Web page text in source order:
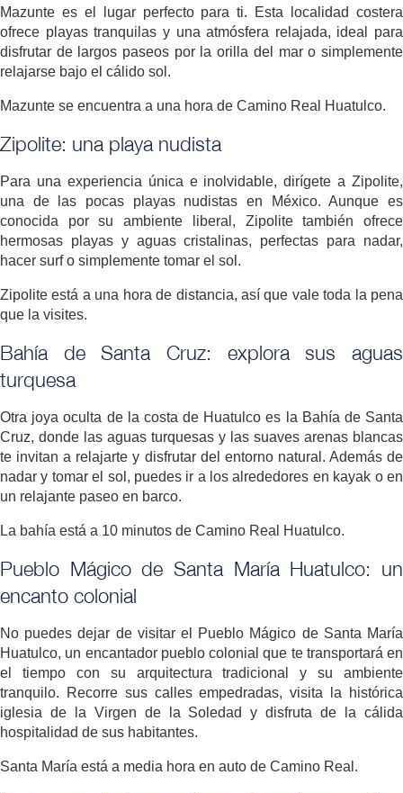
Mazunte es el lugar perfecto para ti. Esta localidad costera
ofrece playas tranquilas y una atmósfera relajada, ideal para
disfrutar de largos paseos por la orilla del mar o simplemente
relajarse bajo el cálido sol.
Mazunte se encuentra a una hora de Camino Real Huatulco.
Zipolite: una playa nudista
Para una experiencia única e inolvidable, dirígete a Zipolite,
una de las pocas playas nudistas en México. Aunque es
conocida por su ambiente liberal, Zipolite también ofrece
hermosas playas y aguas cristalinas, perfectas para nadar,
hacer surf o simplemente tomar el sol.
Zipolite está a una hora de distancia, así que vale toda la pena
que la visites.
Bahía de Santa Cruz: explora sus aguas
turquesa
Otra joya oculta de la costa de Huatulco es la Bahía de Santa
Cruz, donde las aguas turquesas y las suaves arenas blancas
te invitan a relajarte y disfrutar del entorno natural. Además de
nadar y tomar el sol, puedes ir a los alrededores en kayak o en
un relajante paseo en barco.
La bahía está a 10 minutos de Camino Real Huatulco.
Pueblo Mágico de Santa María Huatulco: un
encanto colonial
No puedes dejar de visitar el Pueblo Mágico de Santa María
Huatulco, un encantador pueblo colonial que te transportará en
el tiempo con su arquitectura tradicional y su ambiente
tranquilo. Recorre sus calles empedradas, visita la histórica
iglesia de la Virgen de la Soledad y disfruta de la cálida
hospitalidad de sus habitantes.
Santa María está a media hora en auto de Camino Real.